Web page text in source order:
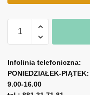
Reprodukcja
różowe
ciemierniki
l
t
e
Infolinia telefoniczna:
PONIEDZIAŁEK-PIĄTEK:
9.00-16.00